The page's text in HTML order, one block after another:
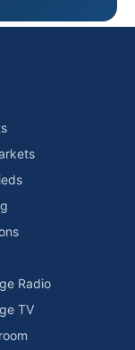
Radio
TV